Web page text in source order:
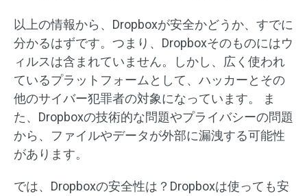
以上の情報から、Dropboxが安全かどうか、すでに
分かるはずです。つまり、Dropboxそのものにはウ
ィルスは含まれていません。しかし、広く使われ
ているプラットフォームとして、ハッカーとその
他のサイバー犯罪者の対象になっています。 ま
た、Dropboxの技術的な問題やプライバシーの問題
から、ファイルやデータが外部に漏洩する可能性
があります。
では、Dropboxの安全性は？Dropboxは使っても安